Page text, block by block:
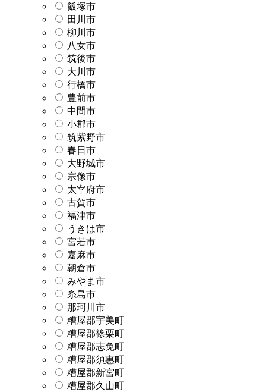
飯塚市
田川市
柳川市
八女市
筑後市
大川市
行橋市
豊前市
中間市
小郡市
筑紫野市
春日市
大野城市
宗像市
太宰府市
古賀市
福津市
うきは市
宮若市
嘉麻市
朝倉市
みやま市
糸島市
那珂川市
糟屋郡宇美町
糟屋郡篠栗町
糟屋郡志免町
糟屋郡須惠町
糟屋郡新宮町
糟屋郡久山町